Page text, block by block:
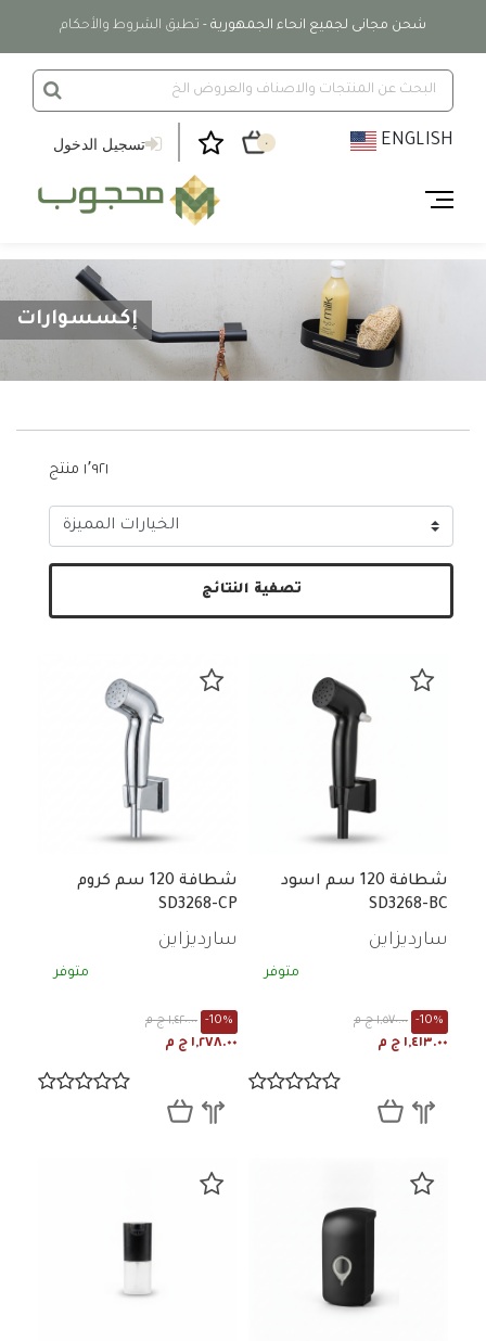
شحن مجانى لجميع انحاء الجمهورية - تطبق الشروط والأحكام
تسجيل الدخول ٠ ENGLISH
إكسسوارات
١٬٩٢١ منتج
تصفية النتائج
شطافة 120 سم اسود
SD3268-BC
سارديزاين
متوفر
١,٥٧٠.٠٠ ج م -10%
١,٤١٣.٠٠ ج م
شطافة 120 سم كروم
SD3268-CP
سارديزاين
متوفر
١,٤٢٠.٠٠ ج م -10%
١,٢٧٨.٠٠ ج م